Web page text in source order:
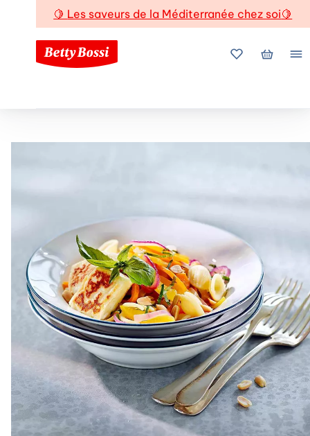
🍋 Les saveurs de la Méditerranée chez soi🍋
Mes favoris
Mon